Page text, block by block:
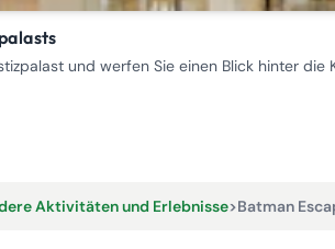
und werfen Sie einen Blick hinter
Aktivitäten und Erlebnisse>Batman